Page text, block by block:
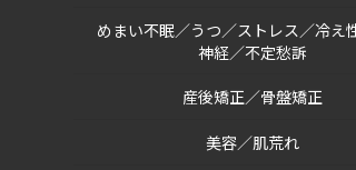
めまい不眠／うつ／ストレス／冷え
神経／不定愁訴
産後矯正／骨盤矯正
美容／肌荒れ